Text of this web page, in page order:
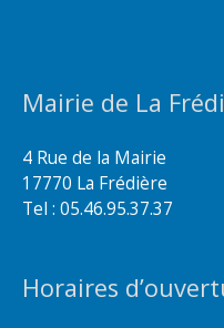
Mairie de La
4 Rue de la Mairie
17770 La Frédière
Tel : 05.46.95.37.37
Horaires